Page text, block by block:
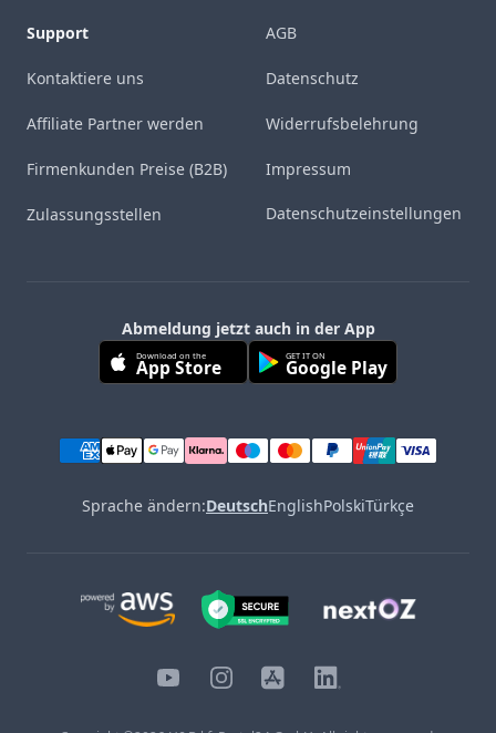
Support
Kontaktiere uns
Affiliate Partner werden
Firmenkunden Preise (B2B)
Zulassungsstellen
AGB
Datenschutz
Widerrufsbelehrung
Impressum
Datenschutzeinstellungen
Abmeldung jetzt auch in der App
Download on the
App Store GET IT ON
Google Play
Sprache ändern:DeutschEnglishPolskiTürkçe
YouTubeInstagram
iOS LinkedIn